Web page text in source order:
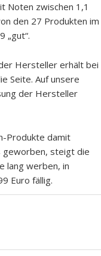
Noten zwischen 1,1
den 27 Produkten im
„gut“.
Hersteller erhält bei
Seite. Auf unsere
der Hersteller
Produkte damit
geworben, steigt die
lang werben, in
Euro fällig.